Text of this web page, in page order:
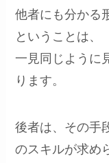
他者にも分かる
ということは、
一見同じように
ります。
後者は、その手
のスキルが求め